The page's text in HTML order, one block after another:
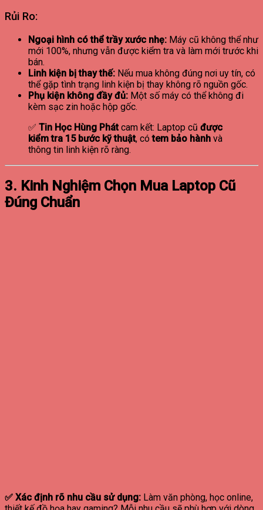
Rủi Ro:
Ngoại hình có thể trầy xước nhẹ: Máy cũ không thể như
mới 100%, nhưng vẫn được kiểm tra và làm mới trước khi
bán.
Linh kiện bị thay thế: Nếu mua không đúng nơi uy tín, có
thể gặp tình trạng linh kiện bị thay không rõ nguồn gốc.
Phụ kiện không đầy đủ: Một số máy có thể không đi
kèm sạc zin hoặc hộp gốc.
✅ Tin Học Hùng Phátcam kết: Laptop cũ được
kiểm tra 15 bước kỹ thuật, cótem bảo hành và
thông tin linh kiện rõ ràng.
3. Kinh Nghiệm Chọn Mua Laptop Cũ
Đúng Chuẩn
✅ Xác định rõ nhu cầu sử dụng: Làm văn phòng, học online,